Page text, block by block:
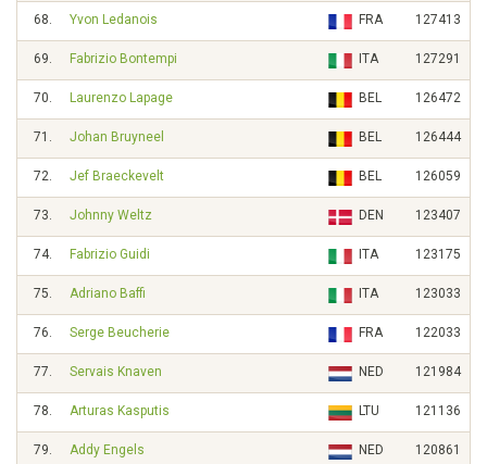
68. Yvon Ledanois FRA 127413
69. Fabrizio Bontempi ITA 127291
70. Laurenzo Lapage BEL 126472
71. Johan Bruyneel BEL 126444
72. Jef Braeckevelt BEL 126059
73. Johnny Weltz DEN 123407
74. Fabrizio Guidi ITA 123175
75. Adriano Baffi ITA 123033
76. Serge Beucherie FRA 122033
77. Servais Knaven NED 121984
78. Arturas Kasputis LTU 121136
79. Addy Engels NED 120861